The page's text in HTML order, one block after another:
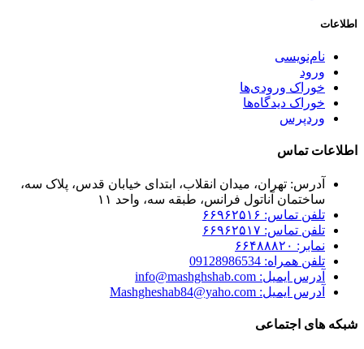
اطلاعات
نام‌نویسی
ورود
خوراک ورودی‌ها
خوراک دیدگاه‌ها
وردپرس
اطلاعات تماس
آدرس: تهران، میدان انقلاب، ابتدای خیابان قدس، پلاک سه،
ساختمان آناتول فرانس، طبقه سه، واحد ۱۱
تلفن تماس: ۶۶۹۶۲۵۱۶
تلفن تماس: ۶۶۹۶۲۵۱۷
نمابر: ۶۶۴۸۸۸۲۰
تلفن همراه: 09128986534
آدرس ایمیل: info@mashghshab.com
آدرس ایمیل: Mashgheshab84@yaho.com
شبکه های اجتماعی